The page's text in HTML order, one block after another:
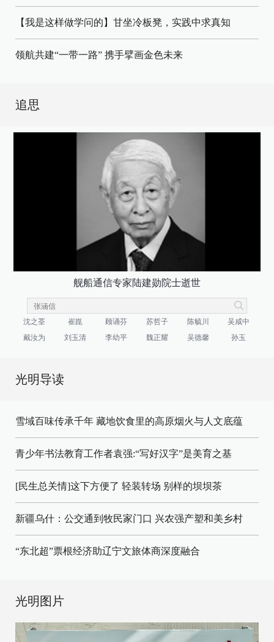
【我是这样做学问的】甘坐冷板凳，实践中求真知
领航共建“一带一路” 携手擘画金色未来
追思
舰船通信专家陆建勋院士逝世
沈之荃 崔崑 顾诵芬 苏哲子 陈毓川
吴咸中
戴汝为
刘玉清 李幼平 魏正耀 吴德馨 孙玉
光明导读
雪域百味传承千年 藏地饮食里的高原烟火与人文底蕴
青少年书法教育工作者袁强:“写好汉字”是美育之基
[民生总关情]这下方便了 轻装转场 别样的坝坝茶
新疆乌什：公交通到牧民家门口 兴农强产塑和美乡村
“东北超”票根经济助辽宁文旅体商深度融合
光明图片